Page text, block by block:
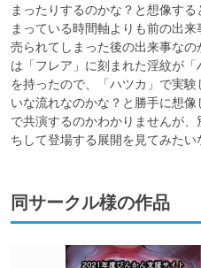
まったりするのかな？と想像す
まっている時間軸よりも前の出
売られてしまった後の出来事な
は「フレア」に刻まれた淫紋が
を持ったので、「ハツカ」で実
いな流れなのかな？と勝手に想
で共演するのかわかりませんが
ちして登場する展開を見てみたい
同サークル様の作品